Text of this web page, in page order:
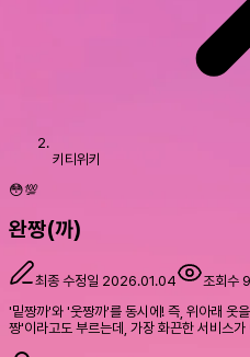
키티위키
😳💯
완짱(까)
최종 수정일 2026.01.04 조회수 9
'밑짱까'와 '웃짱까'를 동시에! 즉, 위아래 옷
짱'이라고도 부르는데, 가장 화끈한 서비스